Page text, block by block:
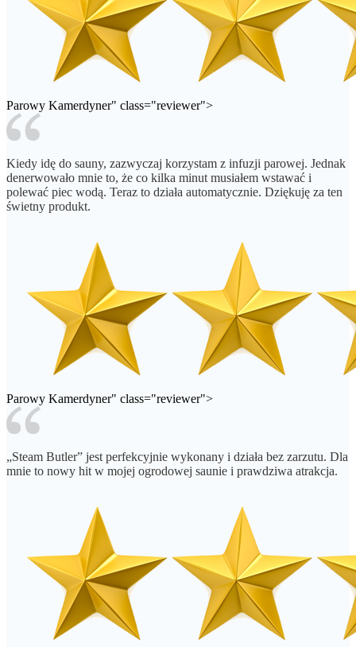
Parowy Kamerdyner" class="reviewer">
Kiedy idę do sauny, zazwyczaj korzystam z infuzji parowej. Jednak
denerwowało mnie to, że co kilka minut musiałem wstawać i
polewać piec wodą. Teraz to działa automatycznie. Dziękuję za ten
świetny produkt.
Parowy Kamerdyner" class="reviewer">
„Steam Butler” jest perfekcyjnie wykonany i działa bez zarzutu. Dla
mnie to nowy hit w mojej ogrodowej saunie i prawdziwa atrakcja.